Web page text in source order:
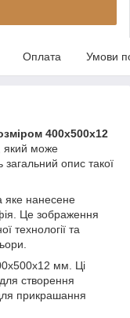
Оплата Умови
400х500x12
який може
загальний опис такої
яке нанесене
Це зображення
технології та
мм. Ці
створення
прикрашання